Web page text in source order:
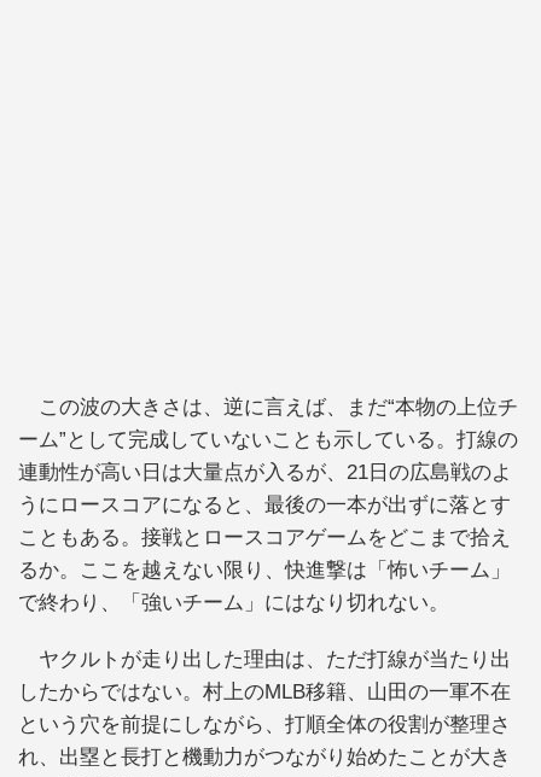
この波の大きさは、逆に言えば、まだ“本物の上位チ
ーム”として完成していないことも示している。打線の
連動性が高い日は大量点が入るが、21日の広島戦のよ
うにロースコアになると、最後の一本が出ずに落とす
こともある。接戦とロースコアゲームをどこまで拾え
るか。ここを越えない限り、快進撃は「怖いチーム」
で終わり、「強いチーム」にはなり切れない。
ヤクルトが走り出した理由は、ただ打線が当たり出
したからではない。村上のMLB移籍、山田の一軍不在
という穴を前提にしながら、打順全体の役割が整理さ
れ、出塁と長打と機動力がつながり始めたことが大き